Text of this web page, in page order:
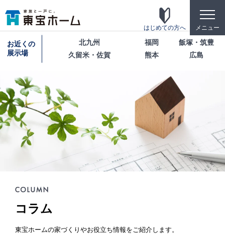
toggle
メニュー
はじめての方へ
東宝ホームの家づくり
家がお施主様にとって「満足して喜ばれている
家」になっている事を目指して・・・
家づくりのこだわり
東宝ホームが自信を持ってお伝えできる「高品
つのポイントを詳しく紹介します。
テクノロジー
「健康・安心・保証」の3つに分けてご説明いたし
お近くの
展示場
北九州 福岡
飯塚・筑豊
久留米・佐賀
熊本 広島
コラム
東宝ホームの家づくりやお役立ち情報をご紹介します。